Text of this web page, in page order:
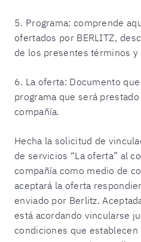
5. Programa: comprende
ofertados por BERLITZ,
de los presentes términos y
6. La oferta: Documento
programa que será prestado
compañía.
Hecha la solicitud de
de servicios “La oferta” al
compañía como medio de
aceptará la oferta
enviado por Berlitz.
está acordando vincularse
condiciones que